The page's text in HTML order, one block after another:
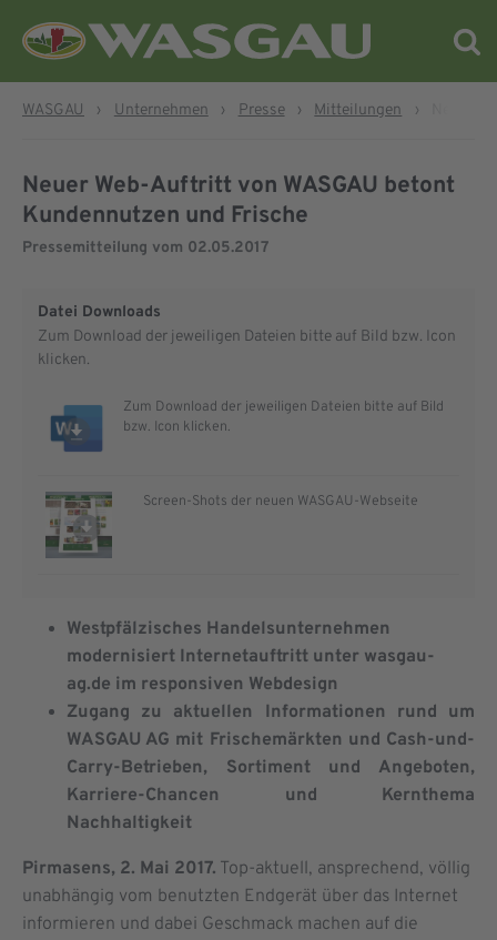
WASGAU › Unternehmen › Presse › Mitteilungen ›
Neuer Web-Auftritt von WASGAU betont
Kundennutzen und Frische
Pressemitteilung vom 02.05.2017
Datei Downloads
Zum Download der jeweiligen Dateien bitte auf Bild bzw. Icon
klicken.
Zum Download der jeweiligen Dateien bitte auf Bild
bzw. Icon klicken.
Screen-Shots der neuen WASGAU-Webseite
Westpfälzisches Handelsunternehmen
modernisiert Internetauftritt unter wasgau-
ag.de im responsiven Webdesign
Zugang zu aktuellen Informationen rund um
WASGAU AG mit Frischemärkten und Cash-und-
Carry-Betrieben, Sortiment und Angeboten,
Karriere-Chancen und Kernthema
Nachhaltigkeit
Pirmasens, 2. Mai 2017. Top-aktuell, ansprechend, völlig
unabhängig vom benutzten Endgerät über das Internet
informieren und dabei Geschmack machen auf die